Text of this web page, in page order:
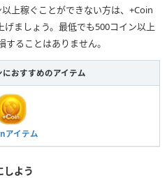
上稼ぐことができない方は、+Coin
ましょう。最低でも500コイン以上
ることはありません。
おすすめのアイテム
アイテム
しよう